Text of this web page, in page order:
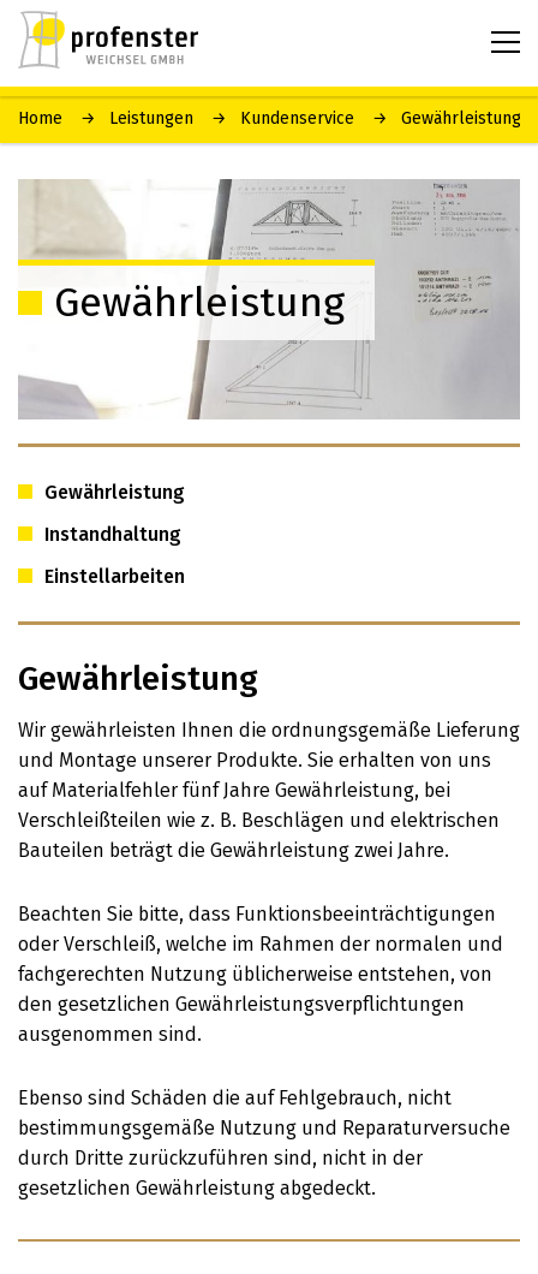
Home Leistungen Kundenservice Gewährleistung
Gewährleistung
Gewährleistung
Instandhaltung
Einstellarbeiten
Gewährleistung
Wir gewährleisten Ihnen die ordnungsgemäße Lieferung
und Montage unserer Produkte. Sie erhalten von uns
auf Materialfehler fünf Jahre Gewährleistung, bei
Verschleißteilen wie z. B. Beschlägen und elektrischen
Bauteilen beträgt die Gewährleistung zwei Jahre.
Beachten Sie bitte, dass Funktionsbeeinträchtigungen
oder Verschleiß, welche im Rahmen der normalen und
fachgerechten Nutzung üblicherweise entstehen, von
den gesetzlichen Gewährleistungsverpflichtungen
ausgenommen sind.
Ebenso sind Schäden die auf Fehlgebrauch, nicht
bestimmungsgemäße Nutzung und Reparaturversuche
durch Dritte zurückzuführen sind, nicht in der
gesetzlichen Gewährleistung abgedeckt.